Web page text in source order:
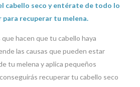
cabello seco y entérate de todo lo
para recuperar tu melena.
hacen que tu cabello haya
las causas que pueden estar
tu melena y aplica pequeños
recuperar tu cabello seco